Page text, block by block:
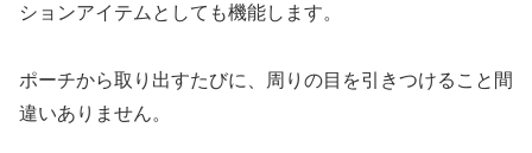
ションアイテムとしても機能します。
ポーチから取り出すたびに、周りの目を引きつけること間
違いありません。